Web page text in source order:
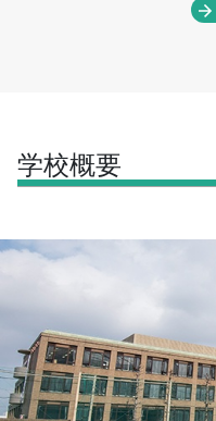
学校概要